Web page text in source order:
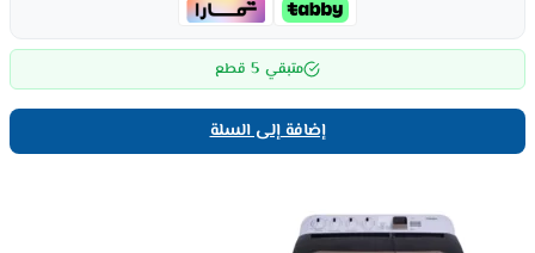
متبقي 5 قطع
إضافة إلى السلة